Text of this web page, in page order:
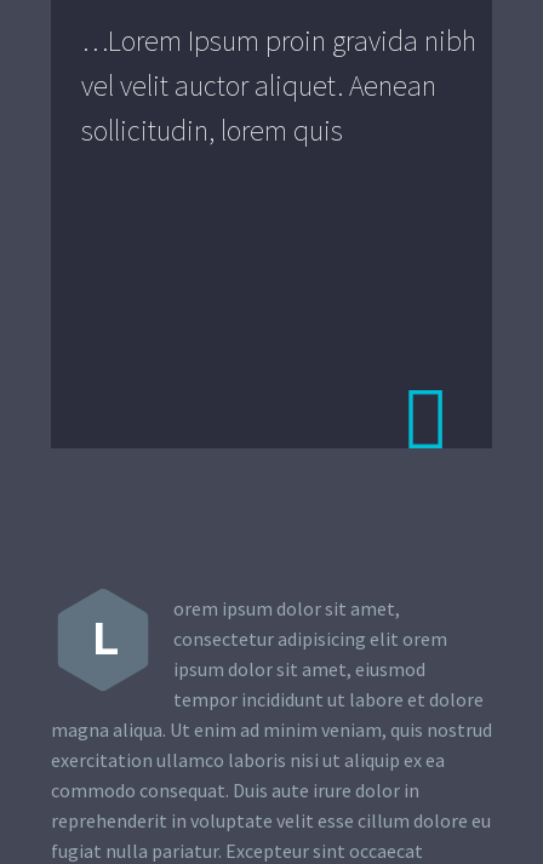
…Lorem Ipsum proin gravida nibh
vel velit auctor aliquet. Aenean
sollicitudin, lorem quis
L
orem ipsum dolor sit amet,
consectetur adipisicing elit orem
ipsum dolor sit amet, eiusmod
tempor incididunt ut labore et dolore
magna aliqua. Ut enim ad minim veniam, quis nostrud
exercitation ullamco laboris nisi ut aliquip ex ea
commodo consequat. Duis aute irure dolor in
reprehenderit in voluptate velit esse cillum dolore eu
fugiat nulla pariatur. Excepteur sint occaecat